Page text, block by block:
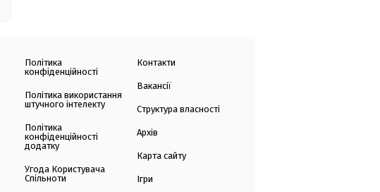
Політика
конфіденційності
Політика використання
штучного інтелекту
Політика
конфіденційності
додатку
Угода Користувача
Спільноти
Контакти
Вакансії
Структура власності
Архів
Карта сайту
Ігри